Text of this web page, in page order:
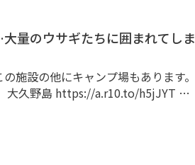
します。 三毛猫、黒猫、茶トラ、ブ
模様と多種多様な猫ちゃん達が大集
。カワイイかわいい猫ちゃん・子
ます。 ナデナデするとゴロゴロ喉
とぎ、ねこじゃらし、雨の日の子猫
す。 httpsgoody-tv.onlinechannel
量のウサギたちに囲まれてしま
施設の他にキャンプ場もあります。
動猫動画Goody!TVチャンネルで
称して昔の感動猫動画の再アップ